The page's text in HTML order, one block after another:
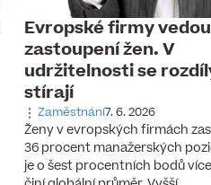
Evropské firmy
zastoupení žen. V
udržitelnosti se
stírají
Zaměstnání7. 6. 2026
Ženy v evropských firmách
36 procent manažerských
je o šest procentních bodů